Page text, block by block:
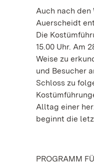
Auch nach
Auerscheidt
Die
15.00 Uhr. Am
Weise zu
und Besucher
Schloss zu
Alltag einer
beginnt die
PROGRAMM